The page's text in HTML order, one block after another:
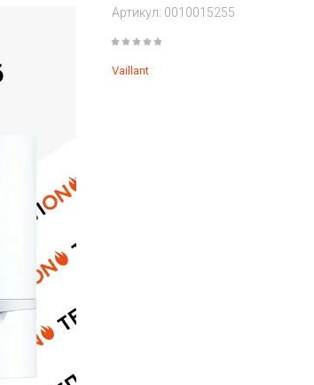
Артикул: 0010015255
Vaillant